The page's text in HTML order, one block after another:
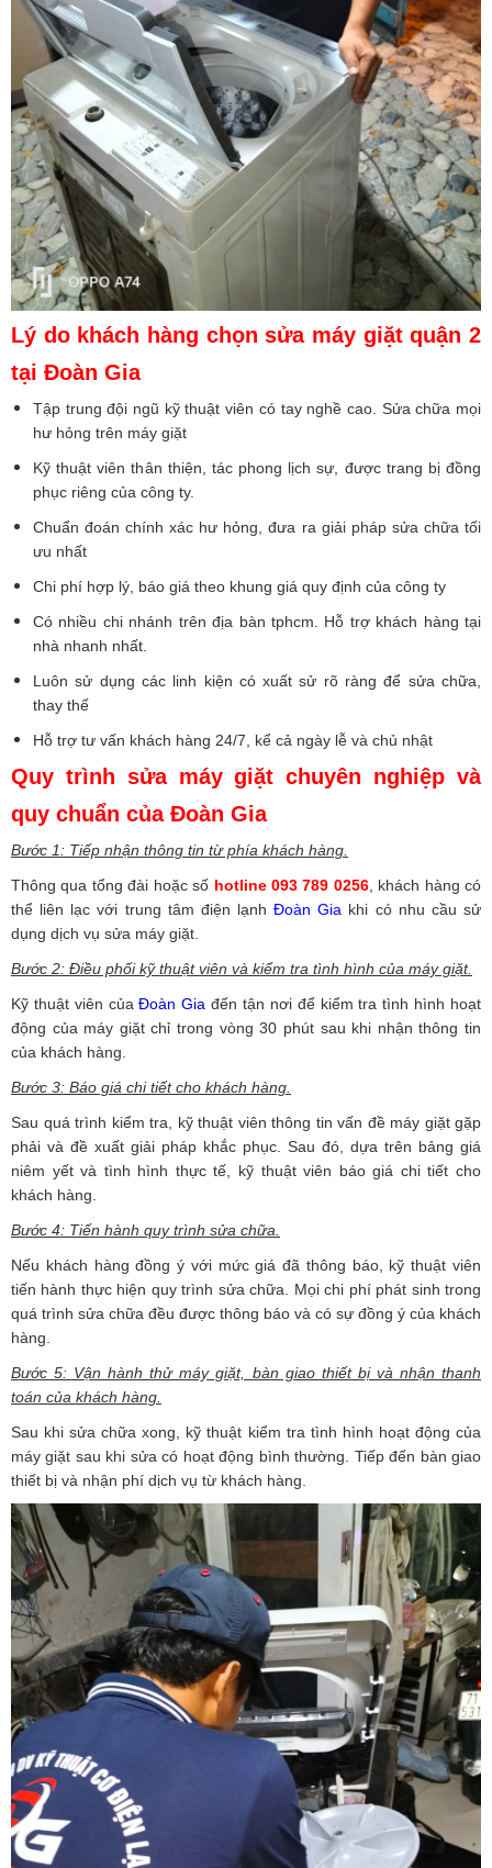
Lý do khách hàng chọn sửa máy giặt quận 2
tại Đoàn Gia
Tập trung đội ngũ kỹ thuật viên có tay nghề cao. Sửa chữa mọi
hư hỏng trên máy giặt
Kỹ thuật viên thân thiện, tác phong lịch sự, được trang bị đồng
phục riêng của công ty.
Chuẩn đoán chính xác hư hỏng, đưa ra giải pháp sửa chữa tối
ưu nhất
Chi phí hợp lý, báo giá theo khung giá quy định của công ty
Có nhiều chi nhánh trên địa bàn tphcm. Hỗ trợ khách hàng tại
nhà nhanh nhất.
Luôn sử dụng các linh kiện có xuất sử rõ ràng để sửa chữa,
thay thế
Hỗ trợ tư vấn khách hàng 24/7, kể cả ngày lễ và chủ nhật
Quy trình sửa máy giặt chuyên nghiệp và
quy chuẩn của Đoàn Gia
Bước 1: Tiếp nhận thông tin từ phía khách hàng.
Thông qua tổng đài hoặc số hotline 093 789 0256, khách hàng có
thể liên lạc với trung tâm điện lạnhĐoàn Gia khi có nhu cầu sử
dụng dịch vụ sửa máy giặt.
Bước 2: Điều phối kỹ thuật viên và kiểm tra tình hình của máy giặt.
Kỹ thuật viên củaĐoàn Giađến tận nơi để kiểm tra tình hình hoạt
động của máy giặt chỉ trong vòng 30 phút sau khi nhận thông tin
của khách hàng.
Bước 3: Báo giá chi tiết cho khách hàng.
Sau quá trình kiểm tra, kỹ thuật viên thông tin vấn đề máy giặt gặp
phải và đề xuất giải pháp khắc phục. Sau đó, dựa trên bảng giá
niêm yết và tình hình thực tế, kỹ thuật viên báo giá chi tiết cho
khách hàng.
Bước 4: Tiến hành quy trình sửa chữa.
Nếu khách hàng đồng ý với mức giá đã thông báo, kỹ thuật viên
tiến hành thực hiện quy trình sửa chữa. Mọi chi phí phát sinh trong
quá trình sửa chữa đều được thông báo và có sự đồng ý của khách
hàng.
Bước 5: Vận hành thử máy giặt, bàn giao thiết bị và nhận thanh
toán của khách hàng.
Sau khi sửa chữa xong, kỹ thuật kiểm tra tình hình hoạt động của
máy giặt sau khi sửa có hoạt động bình thường. Tiếp đến bàn giao
thiết bị và nhận phí dịch vụ từ khách hàng.